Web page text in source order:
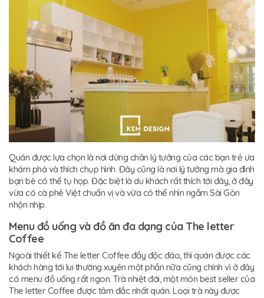
Quán được lựa chọn là nơi dừng chân lý tưởng của các bạn trẻ ưa
khám phá và thích chụp hình. Đây cũng là nơi lý tưởng mà gia đình
bạn bè có thể tụ họp. Đặc biệt là du khách rất thích tới đây, ở đây
vừa có cà phê Việt chuẩn vị và vừa có thể nhìn ngắm Sài Gòn
nhộn nhịp.
Menu đồ uống và đồ ăn đa dạng của The letter
Coffee
Ngoài thiết kế The letter Coffee đầy độc đáo, thì quán được các
khách hàng tới lui thường xuyên một phần nữa cũng chính vì ở đây
có menu đồ uống rất ngon. Trà nhiệt đới, một món best seller của
The letter Coffee được tâm đắc nhất quán. Loại trà này được